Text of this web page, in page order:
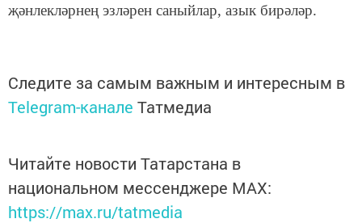
җәнлекләрнең эзләрен саныйлар, азык бирәләр.
Следите за самым важным и интересным в
Telegram-канале Татмедиа
Читайте новости Татарстана в
национальном мессенджере MАХ:
https://max.ru/tatmedia